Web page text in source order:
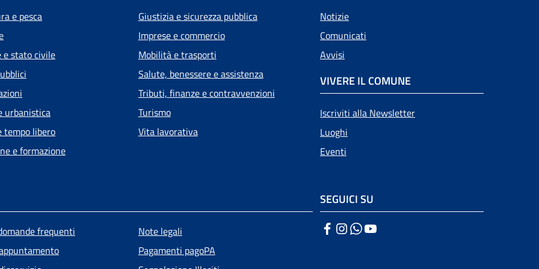
e pesca
e stato civile
urbanistica
tempo libero
e formazione
Giustizia e sicurezza pubblica
Imprese e commercio
Mobilità e trasporti
Salute, benessere e assistenza
Tributi, finanze e contravvenzioni
Turismo
Vita lavorativa
Notizie
Comunicati
Avvisi
VIVERE IL COMUNE
Iscriviti alla Newsletter
Luoghi
Eventi
piè di pagina
frequenti
Note legali
Pagamenti pagoPA
SEGUICI SU
Facebook
Instagram
WhatsApp